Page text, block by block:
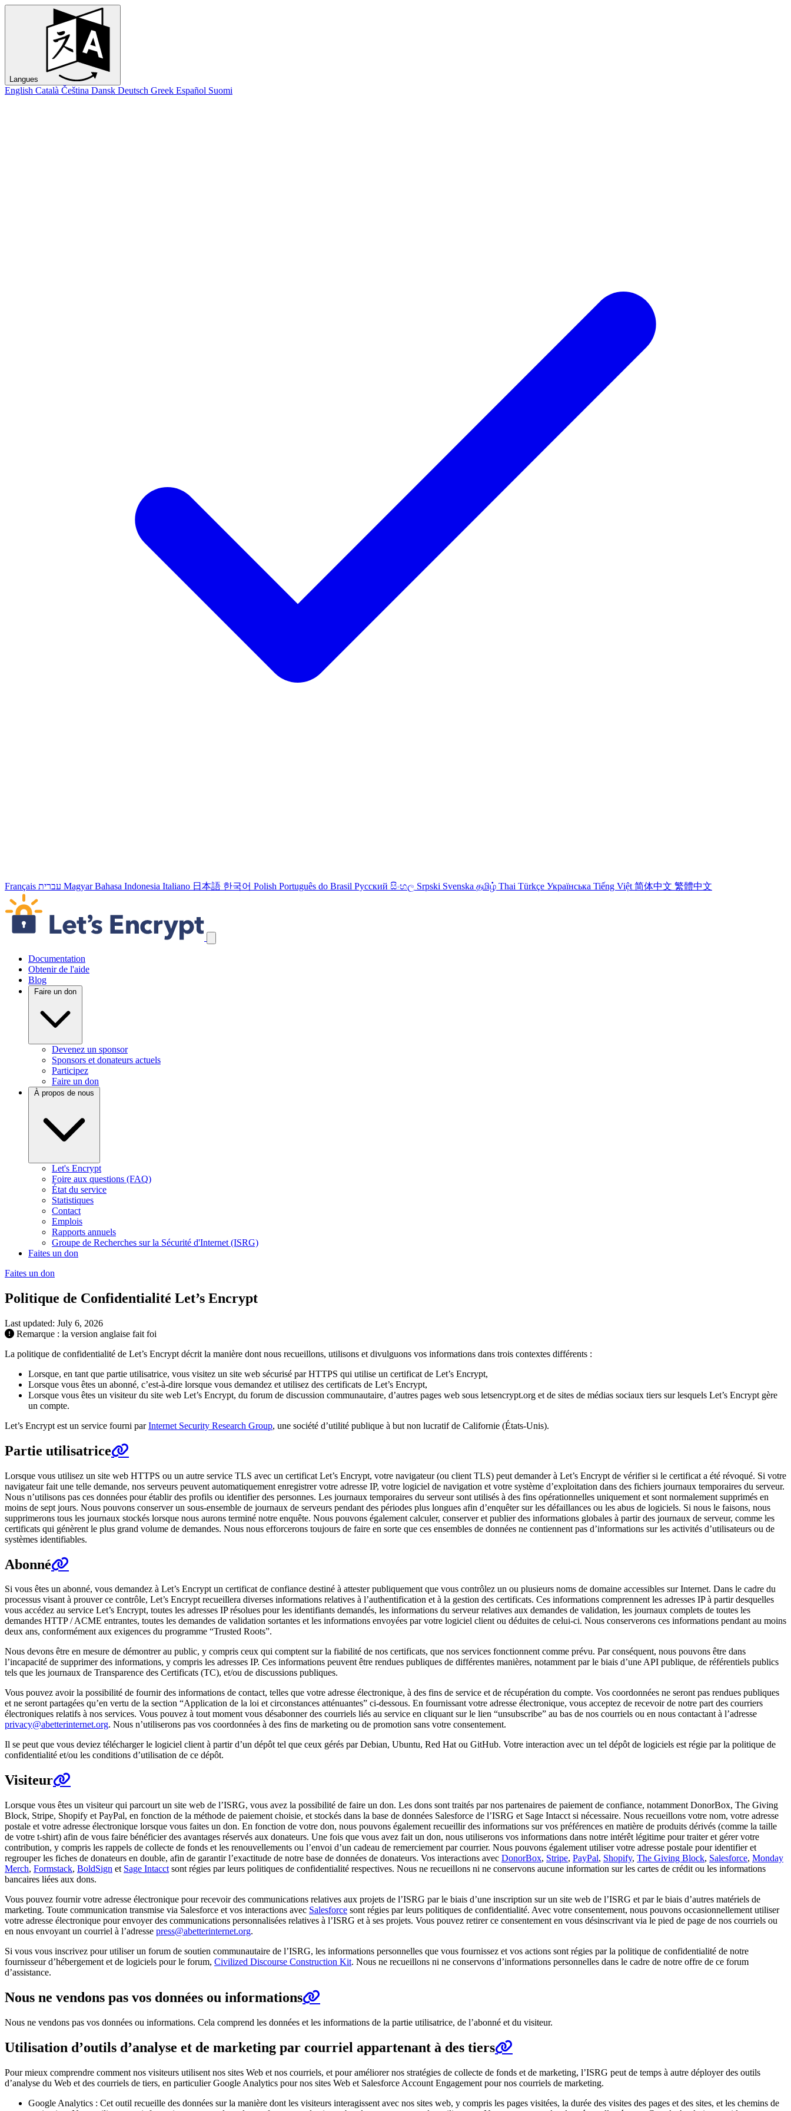
Langues
English Català Čeština Dansk Deutsch Greek Español Suomi
Français עברית Magyar Bahasa Indonesia Italiano 日本語 한국어 Polish Português do Brasil Русский සිංහල Srpski Svenska தமிழ் Thai Türkçe Українська Tiếng Việt 简体中文 繁體中文
Passer les liens de navigation
Documentation
Obtenir de l'aide
Blog
Faire un don
Devenez un sponsor
Sponsors et donateurs actuels
Participez
Faire un don
À propos de nous
Let's Encrypt
Foire aux questions (FAQ)
État du service
Statistiques
Contact
Emplois
Rapports annuels
Groupe de Recherches sur la Sécurité d'Internet (ISRG)
Faites un don
Faites un don
Politique de Confidentialité Let’s Encrypt
Last updated: July 6, 2026
Remarque : la version anglaise fait foi
La politique de confidentialité de Let’s Encrypt décrit la manière dont nous recueillons, utilisons et divulguons vos informations dans trois contextes différents :
Lorsque, en tant que partie utilisatrice, vous visitez un site web sécurisé par HTTPS qui utilise un certificat de Let’s Encrypt,
Lorsque vous êtes un abonné, c’est-à-dire lorsque vous demandez et utilisez des certificats de Let’s Encrypt,
Lorsque vous êtes un visiteur du site web Let’s Encrypt, du forum de discussion communautaire, d’autres pages web sous letsencrypt.org et de sites de médias sociaux tiers sur lesquels Let’s Encrypt gère
un compte.
Let’s Encrypt est un service fourni parInternet Security Research Group, une société d’utilité publique à but non lucratif de Californie (États-Unis).
Partie utilisatrice
Lorsque vous utilisez un site web HTTPS ou un autre service TLS avec un certificat Let’s Encrypt, votre navigateur (ou client TLS) peut demander à Let’s Encrypt de vérifier si le certificat a été révoqué. Si votre
navigateur fait une telle demande, nos serveurs peuvent automatiquement enregistrer votre adresse IP, votre logiciel de navigation et votre système d’exploitation dans des fichiers journaux temporaires du serveur.
Nous n’utilisons pas ces données pour établir des profils ou identifier des personnes. Les journaux temporaires du serveur sont utilisés à des fins opérationnelles uniquement et sont normalement supprimés en
moins de sept jours. Nous pouvons conserver un sous-ensemble de journaux de serveurs pendant des périodes plus longues afin d’enquêter sur les défaillances ou les abus de logiciels. Si nous le faisons, nous
supprimerons tous les journaux stockés lorsque nous aurons terminé notre enquête. Nous pouvons également calculer, conserver et publier des informations globales à partir des journaux de serveur, comme les
certificats qui génèrent le plus grand volume de demandes. Nous nous efforcerons toujours de faire en sorte que ces ensembles de données ne contiennent pas d’informations sur les activités d’utilisateurs ou de
systèmes identifiables.
Abonné
Si vous êtes un abonné, vous demandez à Let’s Encrypt un certificat de confiance destiné à attester publiquement que vous contrôlez un ou plusieurs noms de domaine accessibles sur Internet. Dans le cadre du
processus visant à prouver ce contrôle, Let’s Encrypt recueillera diverses informations relatives à l’authentification et à la gestion des certificats. Ces informations comprennent les adresses IP à partir desquelles
vous accédez au service Let’s Encrypt, toutes les adresses IP résolues pour les identifiants demandés, les informations du serveur relatives aux demandes de validation, les journaux complets de toutes les
demandes HTTP / ACME entrantes, toutes les demandes de validation sortantes et les informations envoyées par votre logiciel client ou déduites de celui-ci. Nous conserverons ces informations pendant au moins
deux ans, conformément aux exigences du programme “Trusted Roots”.
Nous devons être en mesure de démontrer au public, y compris ceux qui comptent sur la fiabilité de nos certificats, que nos services fonctionnent comme prévu. Par conséquent, nous pouvons être dans
l’incapacité de supprimer des informations, y compris les adresses IP. Ces informations peuvent être rendues publiques de différentes manières, notamment par le biais d’une API publique, de référentiels publics
tels que les journaux de Transparence des Certificats (TC), et/ou de discussions publiques.
Vous pouvez avoir la possibilité de fournir des informations de contact, telles que votre adresse électronique, à des fins de service et de récupération du compte. Vos coordonnées ne seront pas rendues publiques
et ne seront partagées qu’en vertu de la section “Application de la loi et circonstances atténuantes” ci-dessous. En fournissant votre adresse électronique, vous acceptez de recevoir de notre part des courriers
électroniques relatifs à nos services. Vous pouvez à tout moment vous désabonner des courriels liés au service en cliquant sur le lien “unsubscribe” au bas de nos courriels ou en nous contactant à l’adresse
privacy@abetterinternet.org. Nous n’utiliserons pas vos coordonnées à des fins de marketing ou de promotion sans votre consentement.
Il se peut que vous deviez télécharger le logiciel client à partir d’un dépôt tel que ceux gérés par Debian, Ubuntu, Red Hat ou GitHub. Votre interaction avec un tel dépôt de logiciels est régie par la politique de
confidentialité et/ou les conditions d’utilisation de ce dépôt.
Visiteur
Lorsque vous êtes un visiteur qui parcourt un site web de l’ISRG, vous avez la possibilité de faire un don. Les dons sont traités par nos partenaires de paiement de confiance, notamment DonorBox, The Giving
Block, Stripe, Shopify et PayPal, en fonction de la méthode de paiement choisie, et stockés dans la base de données Salesforce de l’ISRG et Sage Intacct si nécessaire. Nous recueillons votre nom, votre adresse
postale et votre adresse électronique lorsque vous faites un don. En fonction de votre don, nous pouvons également recueillir des informations sur vos préférences en matière de produits dérivés (comme la taille
de votre t-shirt) afin de vous faire bénéficier des avantages réservés aux donateurs. Une fois que vous avez fait un don, nous utiliserons vos informations dans notre intérêt légitime pour traiter et gérer votre
contribution, y compris les rappels de collecte de fonds et les renouvellements ou l’envoi d’un cadeau de remerciement par courrier. Nous pouvons également utiliser votre adresse postale pour identifier et
regrouper les fiches de donateurs en double, afin de garantir l’exactitude de notre base de données de donateurs. Vos interactions avec DonorBox, Stripe, PayPal, Shopify, The Giving Block, Salesforce, Monday
Merch, Formstack, BoldSign et Sage Intacct sont régies par leurs politiques de confidentialité respectives. Nous ne recueillons ni ne conservons aucune information sur les cartes de crédit ou les informations
bancaires liées aux dons.
Vous pouvez fournir votre adresse électronique pour recevoir des communications relatives aux projets de l’ISRG par le biais d’une inscription sur un site web de l’ISRG et par le biais d’autres matériels de
marketing. Toute communication transmise via Salesforce et vos interactions avec Salesforce sont régies par leurs politiques de confidentialité. Avec votre consentement, nous pouvons occasionnellement utiliser
votre adresse électronique pour envoyer des communications personnalisées relatives à l’ISRG et à ses projets. Vous pouvez retirer ce consentement en vous désinscrivant via le pied de page de nos courriels ou
en nous envoyant un courriel à l’adresse press@abetterinternet.org.
Si vous vous inscrivez pour utiliser un forum de soutien communautaire de l’ISRG, les informations personnelles que vous fournissez et vos actions sont régies par la politique de confidentialité de notre
fournisseur d’hébergement et de logiciels pour le forum, Civilized Discourse Construction Kit. Nous ne recueillons ni ne conservons d’informations personnelles dans le cadre de notre offre de ce forum
d’assistance.
Nous ne vendons pas vos données ou informations
Nous ne vendons pas vos données ou informations. Cela comprend les données et les informations de la partie utilisatrice, de l’abonné et du visiteur.
Utilisation d’outils d’analyse et de marketing par courriel appartenant à des tiers
Pour mieux comprendre comment nos visiteurs utilisent nos sites Web et nos courriels, et pour améliorer nos stratégies de collecte de fonds et de marketing, l’ISRG peut de temps à autre déployer des outils
d’analyse du Web et des courriels de tiers, en particulier Google Analytics pour nos sites Web et Salesforce Account Engagement pour nos courriels de marketing.
Google Analytics : Cet outil recueille des données sur la manière dont les visiteurs interagissent avec nos sites web, y compris les pages visitées, la durée des visites des pages et des sites, et les chemins de